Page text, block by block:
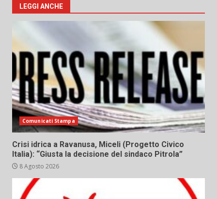
LEGGI ANCHE
Comunicati Stampa
Crisi idrica a Ravanusa, Miceli (Progetto Civico
Italia): “Giusta la decisione del sindaco Pitrola”
8 Agosto 2026